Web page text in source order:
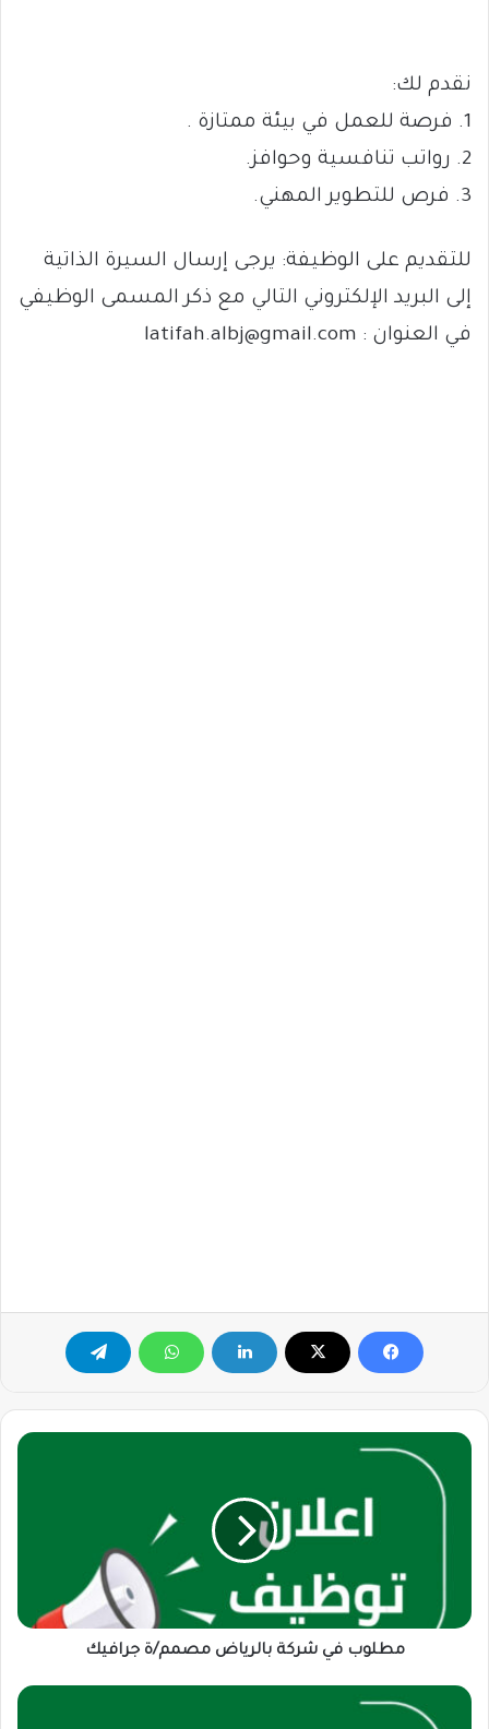
نقدم لك:
1. فرصة للعمل في بيئة ممتازة .
2. رواتب تنافسية وحوافز.
3. فرص للتطوير المهني.
للتقديم على الوظيفة: يرجى إرسال السيرة الذاتية
إلى البريد الإلكتروني التالي مع ذكر المسمى الوظيفي
في العنوان : latifah.albj@gmail.com
مطلوب
شركة
مطلوب في شركة بالرياض مصمم/ة جرافيك
مطلوب